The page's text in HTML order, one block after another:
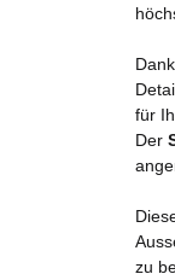
für
Der
zu